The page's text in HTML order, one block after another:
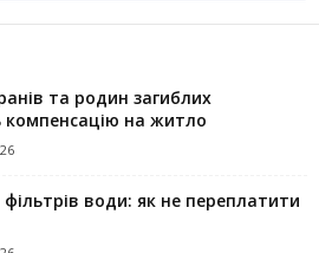
та родин загиблих
компенсацію на житло
води: як не переплатити